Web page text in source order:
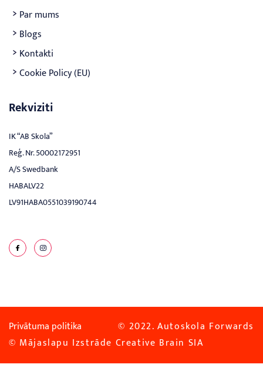
Par mums
Blogs
Kontakti
Cookie Policy (EU)
Rekviziti
IK “AB Skola”
Reģ. Nr. 50002172951
A/S Swedbank
HABALV22
LV91HABA0551039190744
Privātuma politika
© 2022. Autoskola Forwards
© Mājaslapu Izstrāde Creative Brain SIA